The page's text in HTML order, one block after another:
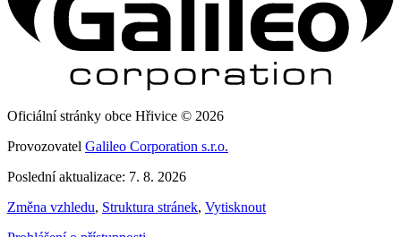
Oficiální stránky obce Hřivice © 2026
Provozovatel Galileo Corporation s.r.o.
Poslední aktualizace: 7. 8. 2026
Změna vzhledu, Struktura stránek, Vytisknout